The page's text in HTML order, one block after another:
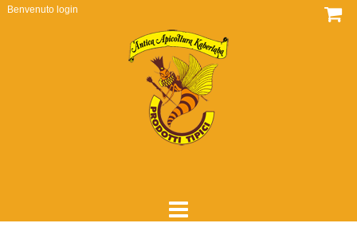
Benvenuto login